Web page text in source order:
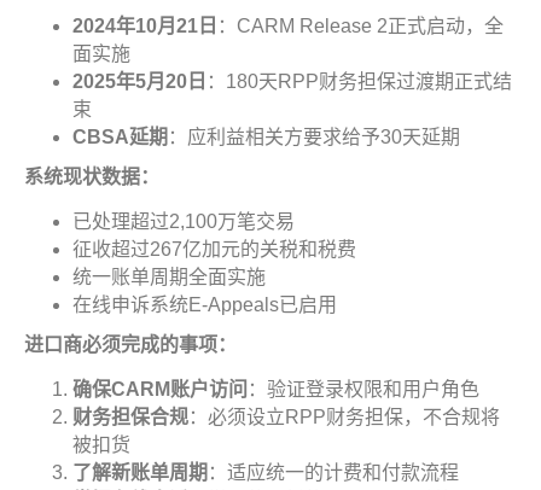
2024年10月 21 日 ：CARM Release 2正式启动，全
面实施
2025年5月 20 日 ：180天RPP财务担保过渡期正式结
束
CBSA延期 ：应利益相关方要求给予30天延期
系统现状数据：
已处理超过2,100万笔交易
征收超过267亿加元的关税和税费
统一账单周期全面实施
在线申诉系统E-Appeals已启用
进口商必须完成的事项 ：
确保CARM账户访问 ：验证登录权限和用户角色
财务担保合规：必须设立RPP财务担保，不合规将
被扣货
了解新账单周期 ：适应统一的计费和付款流程